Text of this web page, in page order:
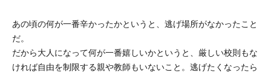
あの頃の何が一番辛かったかというと、逃げ場所がなかったこと
だ。
だから大人になって何が一番嬉しいかというと、厳しい校則もな
ければ自由を制限する親や教師もいないこと。逃げたくなったら